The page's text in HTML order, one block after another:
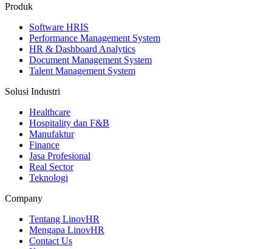
Produk
Software HRIS
Performance Management System
HR & Dashboard Analytics
Document Management System
Talent Management System
Solusi Industri
Healthcare
Hospitality dan F&B
Manufaktur
Finance
Jasa Profesional
Real Sector
Teknologi
Company
Tentang LinovHR
Mengapa LinovHR
Contact Us